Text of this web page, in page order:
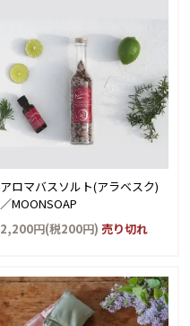
アロマバスソルト(アラベスク)
／MOONSOAP
2,200円(税200円) 売り切れ